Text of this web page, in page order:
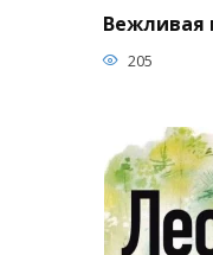
Вежливая
205